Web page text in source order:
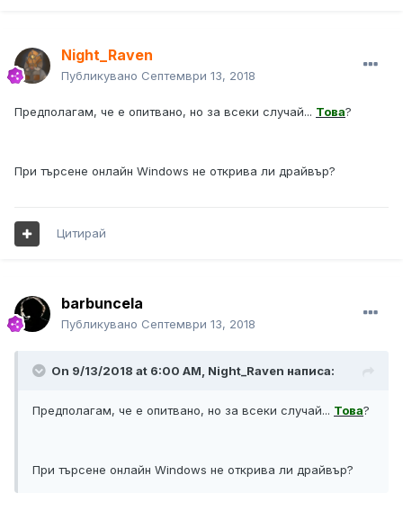
Night_Raven
Публикувано Септември 13, 2018
Предполагам, че е опитвано, но за всеки случай... Това?
При търсене онлайн Windows не открива ли драйвър?
Цитирай
barbuncela
Публикувано Септември 13, 2018
On 9/13/2018 at 6:00 AM, Night_Raven написа:
Предполагам, че е опитвано, но за всеки случай... Това?
При търсене онлайн Windows не открива ли драйвър?